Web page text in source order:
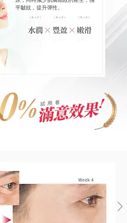
平皺紋，提升彈性。